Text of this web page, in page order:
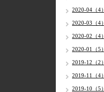
2020-04（4）
2020-03（4）
2020-02（4）
2020-01（5）
2019-12（2）
2019-11（4）
2019-10（5）